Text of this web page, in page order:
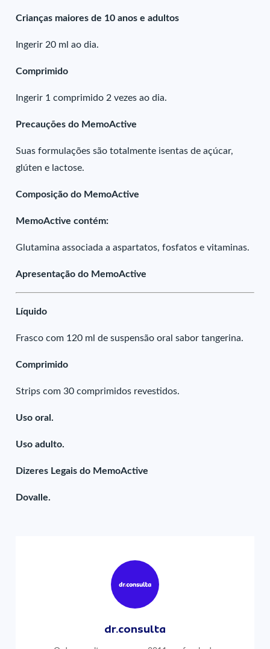
Crianças maiores de 10 anos e adultos
Ingerir 20 ml ao dia.
Comprimido
Ingerir 1 comprimido 2 vezes ao dia.
Precauções do MemoActive
Suas formulações são totalmente isentas de açúcar,
glúten e lactose.
Composição do MemoActive
MemoActive contém:
Glutamina associada a aspartatos, fosfatos e vitaminas.
Apresentação do MemoActive
Líquido
Frasco com 120 ml de suspensão oral sabor tangerina.
Comprimido
Strips com 30 comprimidos revestidos.
Uso oral.
Uso adulto.
Dizeres Legais do MemoActive
Dovalle.
dr.consulta